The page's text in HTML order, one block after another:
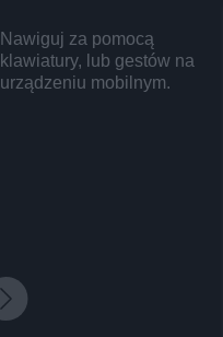
Nawiguj za pomocą
klawiatury, lub gestów na
urządzeniu mobilnym.